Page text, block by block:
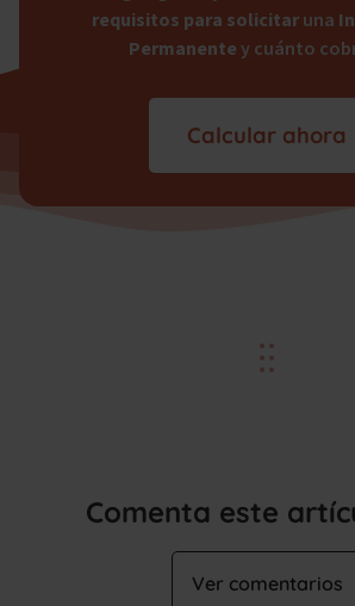
requisitos para solicitaruna
Permanentey cuánto
Calcular ahora
Comenta este
Ver comentarios